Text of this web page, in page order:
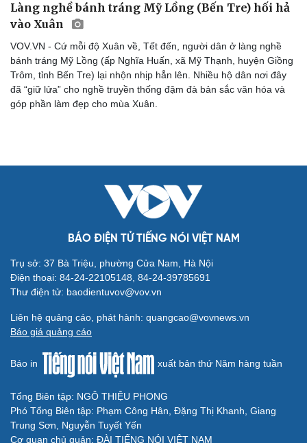
Cải chính
Làng nghề bánh tráng Mỹ Lồng (Bến Tre) hối hả
vào Xuân
VOV.VN - Cứ mỗi độ Xuân về, Tết đến, người dân ở làng nghề
bánh tráng Mỹ Lồng (ấp Nghĩa Huấn, xã Mỹ Thạnh, huyện Giồng
Trôm, tỉnh Bến Tre) lại nhộn nhịp hẳn lên. Nhiều hộ dân nơi đây
đã “giữ lửa” cho nghề truyền thống đậm đà bản sắc văn hóa và
góp phần làm đẹp cho mùa Xuân.
BÁO ĐIỆN TỬ TIẾNG NÓI VIỆT NAM
Trụ sở: 37 Bà Triệu, phường Cửa Nam, Hà Nội
Điện thoại: 84-24-22105148, 84-24-39785691
Thư điện tử: baodientuvov@vov.vn
Liên hệ quảng cáo, phát hành: quangcao@vovnews.vn
Báo giá quảng cáo
Báo in xuất bản thứ Năm hàng tuần
Tổng Biên tập: NGÔ THIỆU PHONG
Phó Tổng Biên tập: Phạm Công Hân, Đặng Thị Khanh, Giang
Trung Sơn, Nguyễn Tuyết Yến
Cơ quan chủ quản: ĐÀI TIẾNG NÓI VIỆT NAM